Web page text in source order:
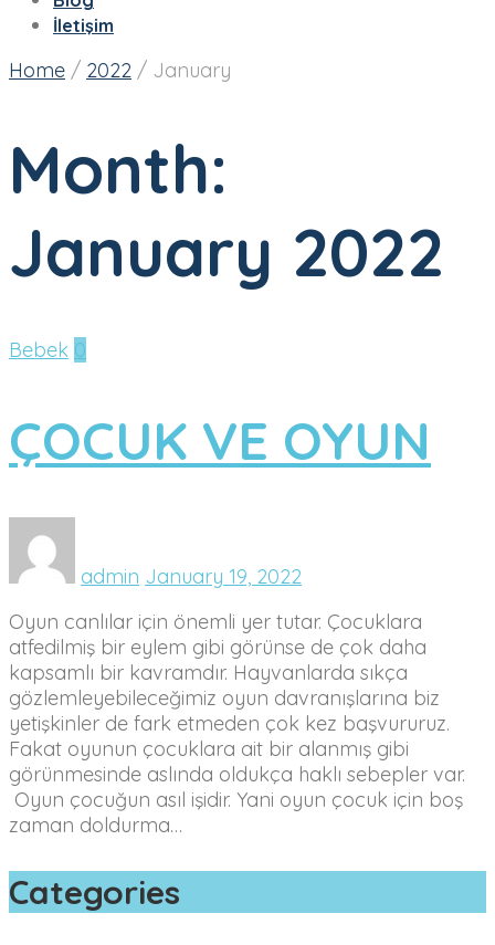
İletişim
Home / 2022 / January
Month:
January 2022
Bebek 0
ÇOCUK VE OYUN
admin January 19, 2022
Oyun canlılar için önemli yer tutar. Çocuklara
atfedilmiş bir eylem gibi görünse de çok daha
kapsamlı bir kavramdır. Hayvanlarda sıkça
gözlemleyebileceğimiz oyun davranışlarına biz
yetişkinler de fark etmeden çok kez başvururuz.
Fakat oyunun çocuklara ait bir alanmış gibi
görünmesinde aslında oldukça haklı sebepler var.
Oyun çocuğun asıl işidir. Yani oyun çocuk için boş
zaman doldurma…
Categories